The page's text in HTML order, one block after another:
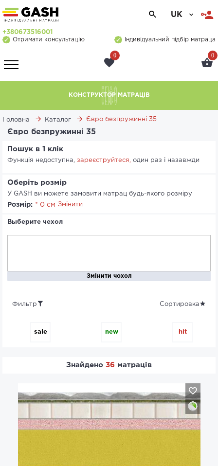
UK
+380673516001
Отримати консультацію
Індивідуальний підбір матраца
0 0
КОНСТРУКТОР МАТРАЦІВ
Головна Каталог Євро безпружинні 35
Євро безпружинні 35
Пошук в 1 клік
Функція недоступна, зареєструйтеся, один раз і назавжди
Оберіть розмір
У GASH ви можете замовити матрац будь-якого розміру
Розмір: * 0 см Змінити
Выберите чехол
Змінити чохол
Фильтр Сортировка
sale new hit
Знайдено 36 матраців